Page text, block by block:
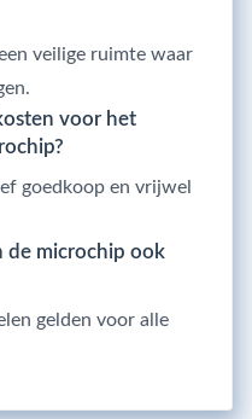
veilige ruimte waar
voor het
goedkoop en vrijwel
de microchip ook
gelden voor alle